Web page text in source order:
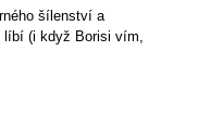
šílenství a
líbí (i když Borisi vím,